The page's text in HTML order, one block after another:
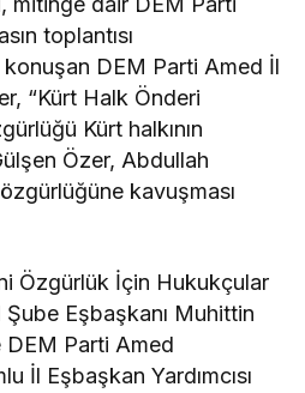
toplantısı
DEM Parti Amed İl
“Kürt Halk Önderi
Kürt halkının
Özer, Abdullah
kavuşması
Özgürlük İçin Hukukçular
Eşbaşkanı Muhittin
Parti Amed
İl Eşbaşkan Yardımcısı